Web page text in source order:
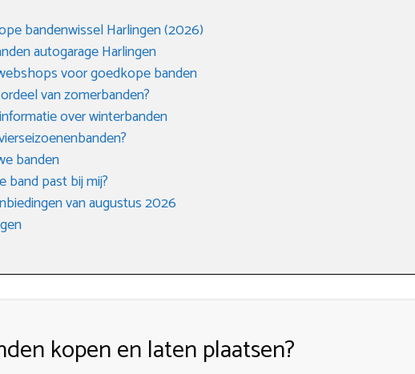
bandenwissel Harlingen (2026)
autogarage Harlingen
voor goedkope banden
van zomerbanden?
over winterbanden
banden
band past bij mij?
van augustus 2026
kopen en laten plaatsen?